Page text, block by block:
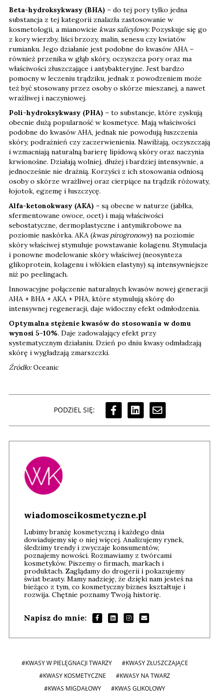
Beta-hydroksykwasy (BHA) – do tej pory tylko jedna
substancja z tej kategorii znalazła zastosowanie w
kosmetologii, a mianowicie kwas salicylowy. Pozyskuje się go
z kory wierzby, liści brzozy, malin, senesu czy kwiatów
rumianku. Jego działanie jest podobne do kwasów AHA –
również przenika w głąb skóry, oczyszcza pory oraz ma
właściwości złuszczające i antybakteryjne. Jest bardzo
pomocny w leczeniu trądziku, jednak z powodzeniem może
też być stosowany przez osoby o skórze mieszanej, a nawet
wrażliwej i naczyniowej.
Poli-hydroksykwasy (PHA) – to substancje, które zyskują
obecnie dużą popularność w kosmetyce. Mają właściwości
podobne do kwasów AHA, jednak nie powodują łuszczenia
skóry, podrażnień czy zaczerwienienia. Nawilżają, oczyszczają
i wzmacniają naturalną barierę lipidową skóry oraz naczynia
krwionośne. Działają wolniej, dłużej i bardziej intensywnie, a
jednocześnie nie drażnią. Korzyści z ich stosowania odniosą
osoby o skórze wrażliwej oraz cierpiące na trądzik różowaty,
łojotok, egzemę i łuszczycę.
Alfa-ketonokwasy (AKA) – są obecne w naturze (jabłka,
sfermentowane owoce, ocet) i mają właściwości
sebostatyczne, dermoplastyczne i antymikrobowe na
poziomie naskórka. AKA (kwas pirogronowy) na poziomie
skóry właściwej stymuluje powstawanie kolagenu. Stymulacja
i ponowne modelowanie skóry właściwej (neosynteza
glikoprotein, kolagenu i włókien elastyny) są intensywniejsze
niż po peelingach.
Innowacyjne połączenie naturalnych kwasów nowej generacji
AHA + BHA + AKA + PHA, które stymulują skórę do
intensywnej regeneracji, daje widoczny efekt odmłodzenia.
Optymalna stężenie kwasów do stosowania w domu
wynosi 5-10%. Daje zadowalający efekt przy
systematycznym działaniu. Dzień po dniu kwasy odmładzają
skórę i wygładzają zmarszczki.
Źródło:Oceanic
PODZIEL SIĘ:
wiadomoscikosmetyczne.pl
Lubimy branżę kosmetyczną i każdego dnia
dowiadujemy się o niej więcej. Analizujemy rynek,
śledzimy trendy i zwyczaje konsumentów,
poznajemy nowości. Rozmawiamy z twórcami
kosmetyków. Piszemy o firmach, markach i
produktach. Zaglądamy do drogerii i pokazujemy
świat beauty. Mamy nadzieję, że dzięki nam jesteś na
bieżąco z tym, co kosmetyczny biznes kształtuje i
rozwija. Chętnie poznamy Twoją historię.
Napisz do mnie:
#KWASY W PIELĘGNACJI TWARZY
#KWASY ZŁUSZCZAJĄCE
#KWASY KOSMETYCZNE
#KWASY NA TWARZ
#KWAS MIGDAŁOWY
#KWAS GLIKOLOWY